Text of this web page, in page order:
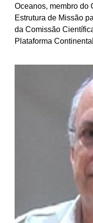
Oceanos, membro do
Estrutura de Missão
da Comissão
Plataforma